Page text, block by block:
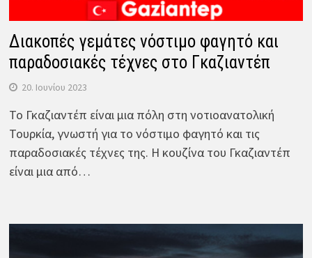
Διακοπές γεμάτες νόστιμο φαγητό και
παραδοσιακές τέχνες στο Γκαζιαντέπ
20. Ιουνίου 2023
Το Γκαζιαντέπ είναι μια πόλη στη νοτιοανατολική
Τουρκία, γνωστή για το νόστιμο φαγητό και τις
παραδοσιακές τέχνες της. Η κουζίνα του Γκαζιαντέπ
είναι μια από…